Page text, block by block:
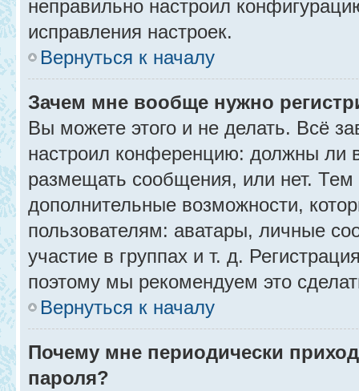
неправильно настроил
исправления настроек.
Вернуться к началу
Зачем мне вообще нужно
Вы можете этого и не делать. Всё
настроил конференцию: должны ли
размещать сообщения, или нет.
дополнительные возможности,
пользователям: аватары, личные
участие в группах и т. д.
поэтому мы рекомендуем это
Вернуться к началу
Почему мне периодически
пароля?